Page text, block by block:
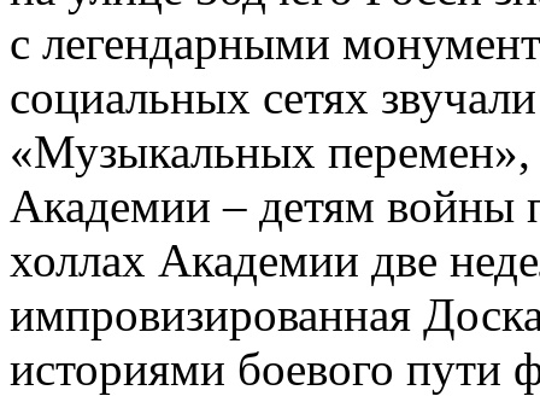
c легендарными
социальных сетях
«Музыкальных
Академии – детям войны
холлах Академии две
импровизированная
историями боевого пути